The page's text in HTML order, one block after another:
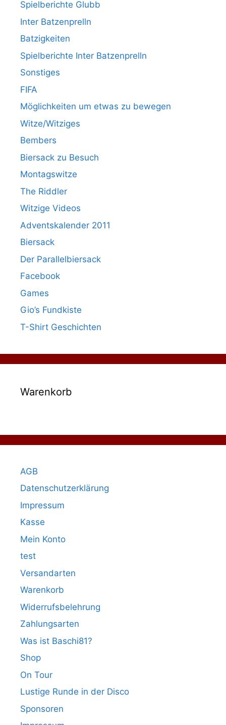
Spielberichte Glubb
Inter Batzenprelln
Batzigkeiten
Spielberichte Inter Batzenprelln
Sonstiges
FIFA
Möglichkeiten um etwas zu bewegen
Witze/Witziges
Bembers
Biersack zu Besuch
Montagswitze
The Riddler
Witzige Videos
Adventskalender 2011
Biersack
Der Parallelbiersack
Facebook
Games
Gio’s Fundkiste
T-Shirt Geschichten
Warenkorb
AGB
Datenschutzerklärung
Impressum
Kasse
Mein Konto
test
Versandarten
Warenkorb
Widerrufsbelehrung
Zahlungsarten
Was ist Baschi81?
Shop
On Tour
Lustige Runde in der Disco
Sponsoren